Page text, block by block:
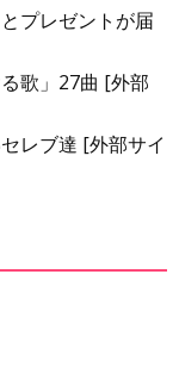
プレゼントが届
歌」27曲 [外部
レブ達 [外部サイ